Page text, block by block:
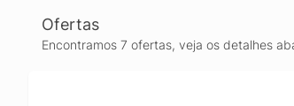
Ofertas
Encontramos 7 ofertas, veja os detalhes